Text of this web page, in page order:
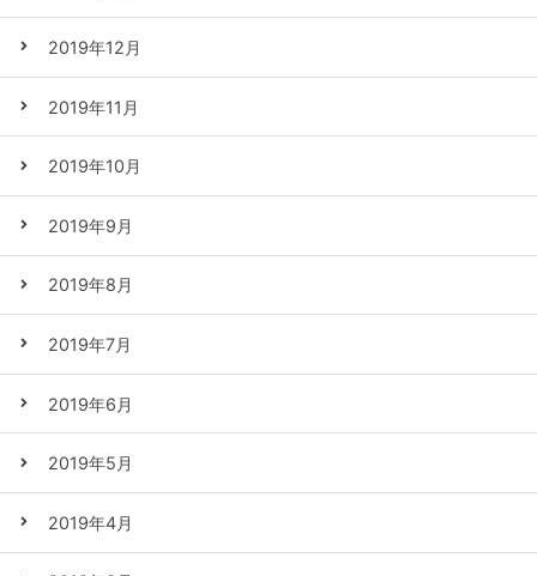
2019年12月
2019年11月
2019年10月
2019年9月
2019年8月
2019年7月
2019年6月
2019年5月
2019年4月